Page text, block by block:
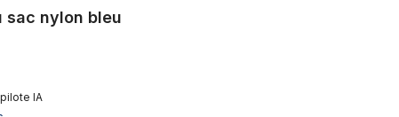
sac nylon bleu
IA